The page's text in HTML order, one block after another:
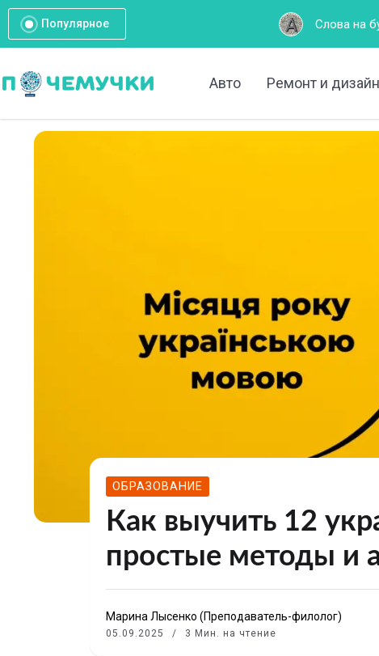
Популярное Слова на букву А: Полный
Авто Ремонт и дизайн
ОБРАЗОВАНИЕ
Как выучить 12
простые методы и
Марина Лысенко (Преподаватель-филолог)
05.09.2025 3 Мин. на чтение